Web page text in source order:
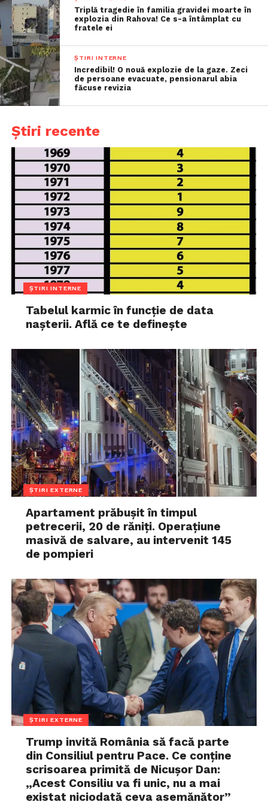
Triplă tragedie în familia gravidei moarte în
explozia din Rahova! Ce s-a întâmplat cu
fratele ei
ȘTIRI INTERNE
Incredibil! O nouă explozie de la gaze. Zeci
de persoane evacuate, pensionarul abia
făcuse revizia
Știri recente
ȘTIRI INTERNE
Tabelul karmic în funcție de data
nașterii. Află ce te definește
ȘTIRI EXTERNE
Apartament prăbușit în timpul
petrecerii, 20 de răniți. Operațiune
masivă de salvare, au intervenit 145
de pompieri
ȘTIRI EXTERNE
Trump invită România să facă parte
din Consiliul pentru Pace. Ce conține
scrisoarea primită de Nicușor Dan:
„Acest Consiliu va fi unic, nu a mai
existat niciodată ceva asemănător”